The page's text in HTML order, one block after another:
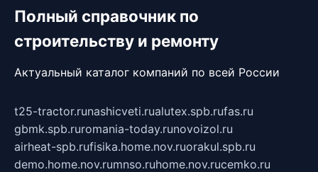
Полный справочник по
строительству и ремонту
Актуальный каталог компаний по всей России
t25-tractor.runashicveti.rualutex.spb.rufas.ru
gbmk.spb.ruromania-today.runovoizol.ru
airheat-spb.rufisika.home.nov.ruorakul.spb.ru
demo.home.nov.rumnso.ruhome.nov.rucemko.ru